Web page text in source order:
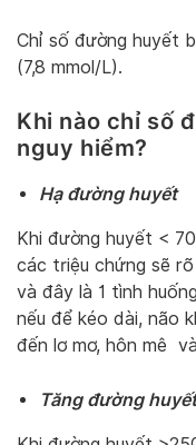
Chỉ số đường huyết
(7,8 mmol/L).
Khi nào chỉ số
nguy hiểm?
Hạ đường huyết
Khi đường huyết <
các triệu chứng sẽ
và đây là 1 tình
nếu để kéo dài, não
đến lơ mơ, hôn mê
Tăng đường